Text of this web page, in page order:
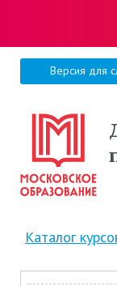
Версия для
Каталог